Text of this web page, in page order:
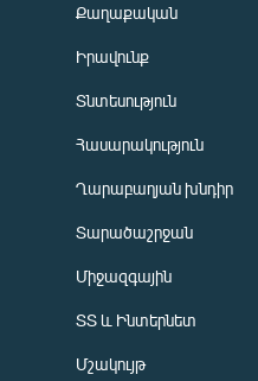
Քաղաքական
Իրավունք
Տնտեսություն
Հասարակություն
Ղարաբաղյան խնդիր
Տարածաշրջան
Միջազգային
ՏՏ և Ինտերնետ
Մշակույթ